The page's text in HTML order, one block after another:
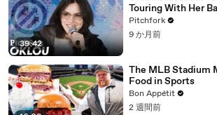
39:42
Touring With Her
FKA twigs
Pitchfork
9 か月前
The MLB Stadium
Food in Sports
Bon Appétit
2 週間前